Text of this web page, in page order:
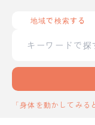
地域で検索する
「身体を動かしてみる